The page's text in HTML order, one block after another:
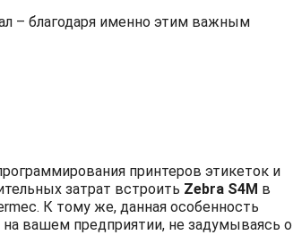
– благодаря именно этим важным
принтеров этикеток и
затрат встроить Zebra S4M в
. К тому же, данная особенность
на вашем предприятии, не задумываясь о